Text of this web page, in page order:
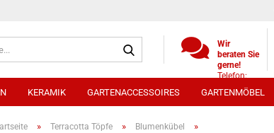
Wir
beraten Sie
gerne!
Telefon:
(0)521
9886494
KERAMIK GARTENACCESSOIRES GARTENMÖBEL
» Terracotta Töpfe » Blumenkübel »